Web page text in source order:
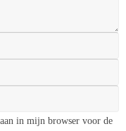
in mijn browser voor de